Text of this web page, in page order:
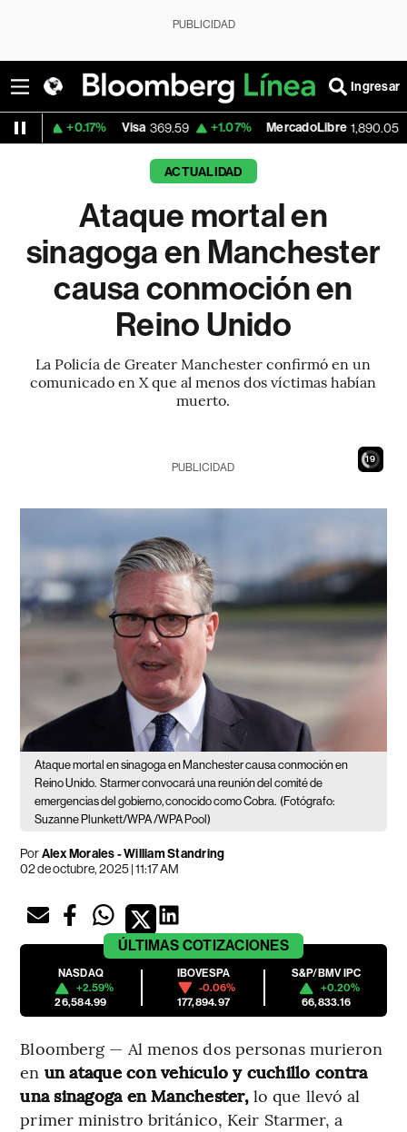
PUBLICIDAD
Ingresar
Visa 369.59 +1.07% MercadoLibre 1,890.05 -0.55%
ACTUALIDAD
Ataque mortal en
sinagoga en Manchester
causa conmoción en
Reino Unido
La Policía de Greater Manchester confirmó en un
comunicado en X que al menos dos víctimas habían
muerto.
18
PUBLICIDAD
Ataque mortal en sinagoga en Manchester causa conmoción en
Reino Unido. Starmer convocará una reunión del comité de
emergencias del gobierno, conocido como Cobra. (Fotógrafo:
Suzanne Plunkett/WPA /WPA Pool)
PorAlex Morales - William Standring
02 de octubre, 2025 | 11:17 AM
ÚLTIMAS COTIZACIONES
NASDAQ
+2.59%
26,584.99
IBOVESPA
-0.06%
177,894.97
S&P/BMV IPC
+0.20%
66,833.16
Bloomberg — Al menos dos personas murieron
en un ataque con vehículo y cuchillo contra
una sinagoga en Manchester,lo que llevó al
primer ministro británico, Keir Starmer, a